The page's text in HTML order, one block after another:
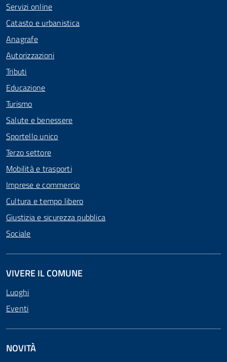
Servizi online
Catasto e urbanistica
Anagrafe
Autorizzazioni
Tributi
Educazione
Turismo
Salute e benessere
Sportello unico
Terzo settore
Mobilità e trasporti
Imprese e commercio
Cultura e tempo libero
Giustizia e sicurezza pubblica
Sociale
VIVERE IL COMUNE
Luoghi
Eventi
NOVITÀ